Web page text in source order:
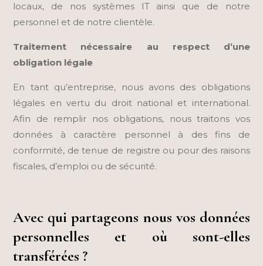
locaux, de nos systèmes IT ainsi que de notre
personnel et de notre clientèle.
Traitement nécessaire au respect d’une
obligation légale
En tant qu’entreprise, nous avons des obligations
légales en vertu du droit national et international.
Afin de remplir nos obligations, nous traitons vos
données à caractère personnel à des fins de
conformité, de tenue de registre ou pour des raisons
fiscales, d’emploi ou de sécurité.
Avec qui partageons nous vos données
personnelles et où sont-elles
transférées ?